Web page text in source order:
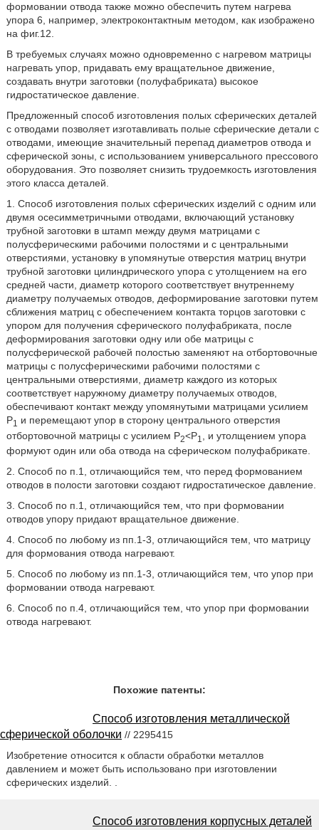
формовании отвода также можно обеспечить путем нагрева
упора 6, например, электроконтактным методом, как изображено
на фиг.12.
В требуемых случаях можно одновременно с нагревом матрицы
нагревать упор, придавать ему вращательное движение,
создавать внутри заготовки (полуфабриката) высокое
гидростатическое давление.
Предложенный способ изготовления полых сферических деталей
с отводами позволяет изготавливать полые сферические детали с
отводами, имеющие значительный перепад диаметров отвода и
сферической зоны, с использованием универсального прессового
оборудования. Это позволяет снизить трудоемкость изготовления
этого класса деталей.
1. Способ изготовления полых сферических изделий с одним или
двумя осесимметричными отводами, включающий установку
трубной заготовки в штамп между двумя матрицами с
полусферическими рабочими полостями и с центральными
отверстиями, установку в упомянутые отверстия матриц внутри
трубной заготовки цилиндрического упора с утолщением на его
средней части, диаметр которого соответствует внутреннему
диаметру получаемых отводов, деформирование заготовки путем
сближения матриц с обеспечением контакта торцов заготовки с
упором для получения сферического полуфабриката, после
деформирования заготовки одну или обе матрицы с
полусферической рабочей полостью заменяют на отбортовочные
матрицы с полусферическими рабочими полостями с
центральными отверстиями, диаметр каждого из которых
соответствует наружному диаметру получаемых отводов,
обеспечивают контакт между упомянутыми матрицами усилием
P1
и перемещают упор в сторону центрального отверстия
отбортовочной матрицы с усилием Р2<Р1
, и утолщением упора
формуют один или оба отвода на сферическом полуфабрикате.
2. Способ по п.1, отличающийся тем, что перед формованием
отводов в полости заготовки создают гидростатическое давление.
3. Способ по п.1, отличающийся тем, что при формовании
отводов упору придают вращательное движение.
4. Способ по любому из пп.1-3, отличающийся тем, что матрицу
для формования отвода нагревают.
5. Способ по любому из пп.1-3, отличающийся тем, что упор при
формовании отвода нагревают.
6. Способ по п.4, отличающийся тем, что упор при формовании
отвода нагревают.
Похожие патенты:
Способ изготовления металлической
сферической оболочки // 2295415
Изобретение относится к области обработки металлов
давлением и может быть использовано при изготовлении
сферических изделий. .
Способ изготовления корпусных деталей